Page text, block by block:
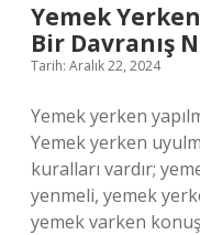
Yemek
Bir Davranış
Tarih: Aralık 22, 2024
Yemek yerken
Yemek yerken
kuralları vardır;
yenmeli, yemek
yemek varken